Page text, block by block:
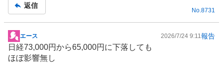
事
返信
No.8731
掲
示
板
エース 2026/7/24 9:11報告
日経73,000円から65,000円に下落しても
ほぼ影響無し